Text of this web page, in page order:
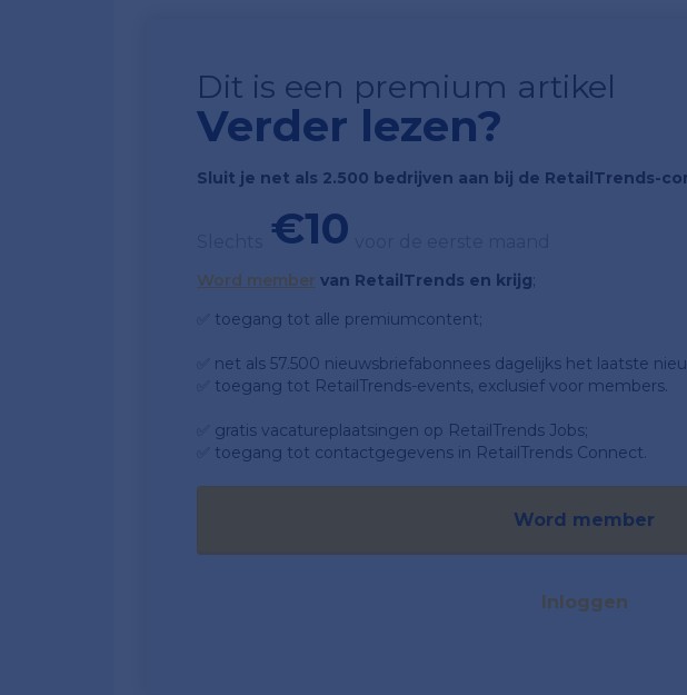
Dit is een premium artikel
Verder lezen?
Sluit je net als 2.500 bedrijven aan bij de RetailTrends-
€10
Word member van RetailTrends en krijg;
✅ toegang tot alle premiumcontent;
✅ net als 57.500 nieuwsbriefabonnees dagelijks het laatste
✅ toegang tot RetailTrends-events, exclusief voor members.
✅ gratis vacatureplaatsingen op RetailTrends Jobs;
✅ toegang tot contactgegevens in RetailTrends Connect.
Word member
Inloggen